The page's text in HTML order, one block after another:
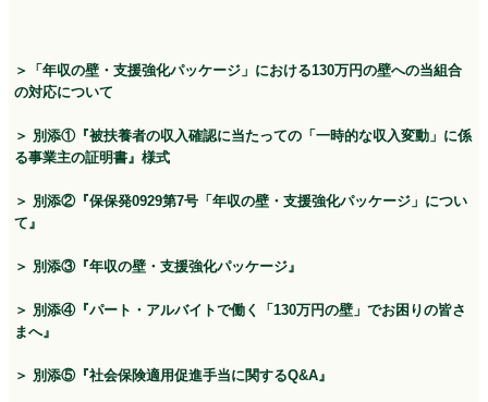
＞「年収の壁・支援強化パッケージ」における130万円の壁への当組合
の対応について
＞ 別添①『被扶養者の収入確認に当たっての「一時的な収入変動」に係
る事業主の証明書』様式
＞ 別添②『保保発0929第7号「年収の壁・支援強化パッケージ」につい
て』
＞ 別添③『年収の壁・支援強化パッケージ』
＞ 別添④『パート・アルバイトで働く「130万円の壁」でお困りの皆さ
まへ』
＞ 別添⑤『社会保険適用促進手当に関するQ&A』